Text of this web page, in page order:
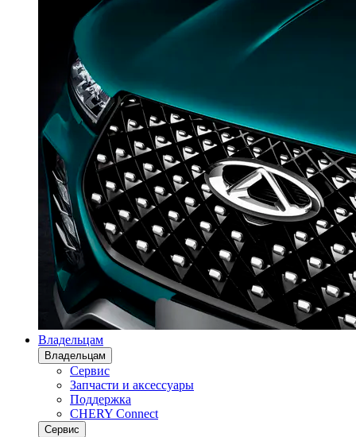
Владельцам
Владельцам
Сервис
Запчасти и аксессуары
Поддержка
CHERY Connect
Сервис